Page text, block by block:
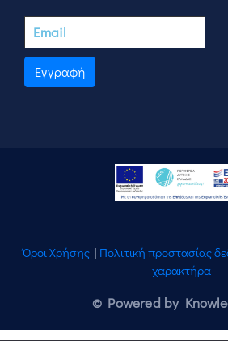
Εγγραφή
Όροι Χρήσης | Πολιτική προστασίας
χαρακτήρα
© Powered by